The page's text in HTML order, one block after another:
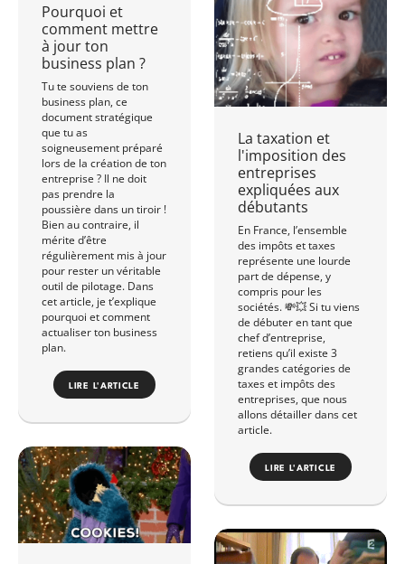
Pourquoi et
comment mettre
à jour ton
business plan ?
Tu te souviens de ton
business plan, ce
document stratégique
que tu as
soigneusement préparé
lors de la création de ton
entreprise ? Il ne doit
pas prendre la
poussière dans un tiroir !
Bien au contraire, il
mérite d’être
régulièrement mis à jour
pour rester un véritable
outil de pilotage. Dans
cet article, je t’explique
pourquoi et comment
actualiser ton business
plan.
LIRE L'ARTICLE
La taxation et
l'imposition des
entreprises
expliquées aux
débutants
En France, l’ensemble
des impôts et taxes
représente une lourde
part de dépense, y
compris pour les
sociétés. 💸💥 Si tu viens
de débuter en tant que
chef d’entreprise,
retiens qu’il existe 3
grandes catégories de
taxes et impôts des
entreprises, que nous
allons détailler dans cet
article.
LIRE L'ARTICLE